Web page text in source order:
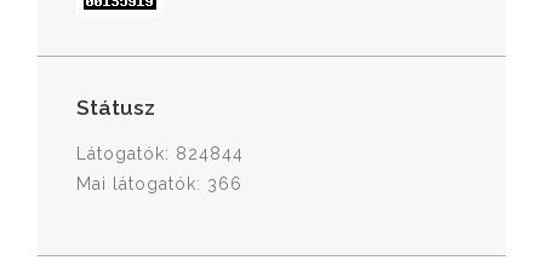
Státusz
Látogatók: 824844
Mai látogatók: 366